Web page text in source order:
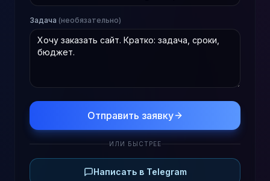
Задача (необязательно)
Отправить заявку
ИЛИ БЫСТРЕЕ
Написать в Telegram